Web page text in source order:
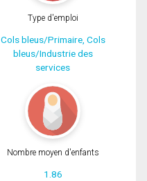
Type d'emploi
Cols bleus/Primaire, Cols
bleus/Industrie des
services
Nombre moyen d'enfants
1.86